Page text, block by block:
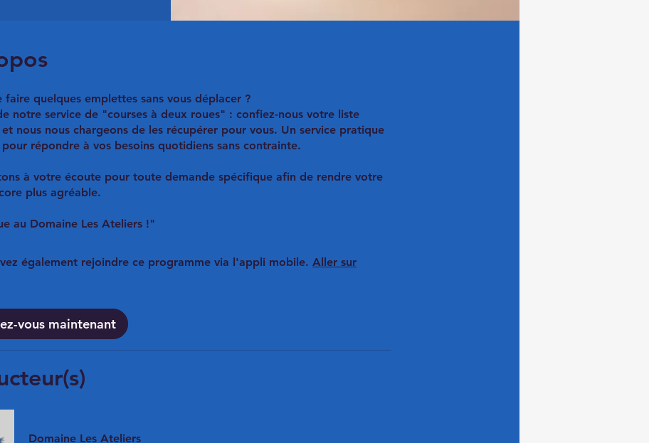
faire quelques emplettes sans vous déplacer ?
notre service de "courses à deux roues" : confiez-nous votre liste
et nous nous chargeons de les récupérer pour vous. Un service pratique
répondre à vos besoins quotidiens sans contrainte.
à votre écoute pour toute demande spécifique afin de rendre votre
plus agréable.
également rejoindre ce programme via l'appli mobile. Aller sur
vous maintenant
Domaine Les Ateliers